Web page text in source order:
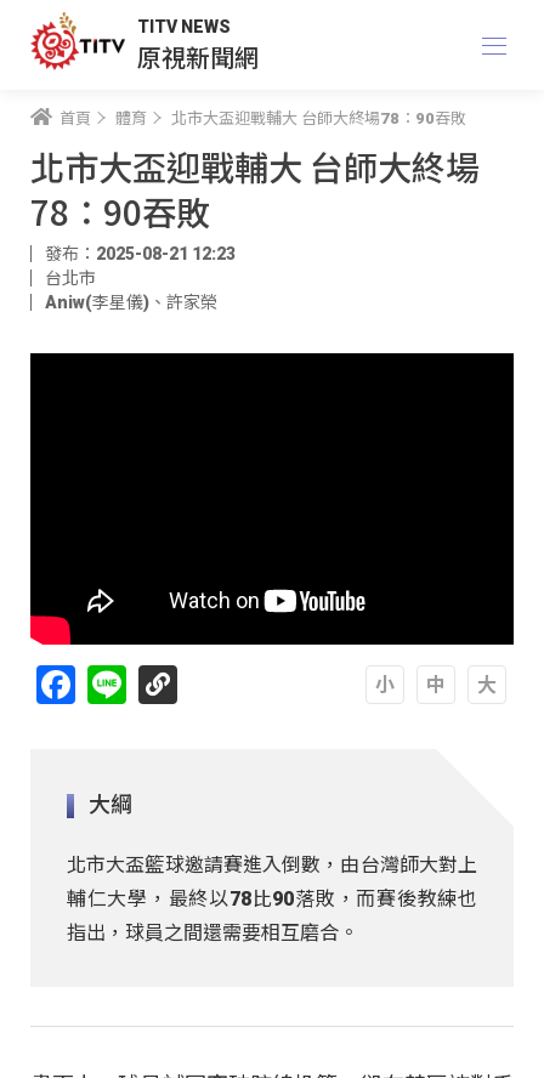
TITV NEWS
原視新聞網
首頁 體育 北市大盃迎戰輔大 台師大終場78：90吞敗
北市大盃迎戰輔大 台師大終場
78：90吞敗
發布：2025-08-21 12:23
台北市
Aniw(李星儀) 、 許家榮
Facebook
Line
大綱
北市大盃籃球邀請賽進入倒數，由台灣師大對上
輔仁大學，最終以78比90落敗，而賽後教練也
指出，球員之間還需要相互磨合。